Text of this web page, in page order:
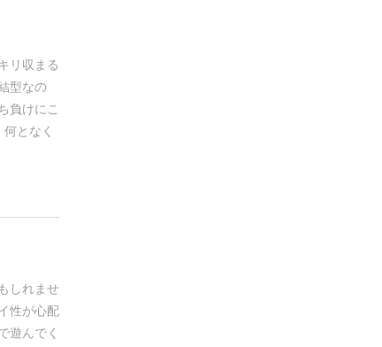
リ収まる
型なの
負けにこ
となく
しれませ
性が心配
遊んでく